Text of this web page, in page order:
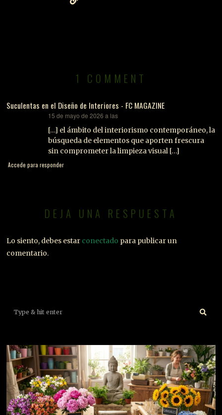
1 COMMENT
Suculentas en el Diseño de Interiores - FC MAGAZINE
15 de mayo de 2026 a las
[…] el ámbito del interiorismo contemporáneo, la
búsqueda de elementos que aporten frescura
sin comprometer la limpieza visual […]
Accede para responder
DEJA UNA RESPUESTA
Lo siento, debes estar conectado para publicar un
comentario.